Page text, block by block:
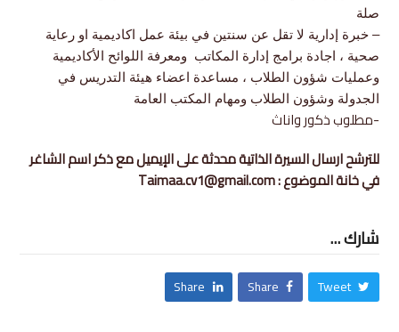
صلة
– خبرة إدارية لا تقل عن سنتين في بيئة عمل اكاديمية او رعاية
صحية ، اجادة برامج إدارة المكاتب ومعرفة اللوائح الأكاديمية
وعمليات شؤون الطلاب ، مساعدة اعضاء هيئة التدريس في
الجدولة وشؤون الطلاب ومهام المكتب العامة
-مطلوب ذكور واناث
للترشح ارسال السيرة الذاتية محدثة على الإيميل مع ذكر اسم الشاغر
في خانة الموضوع : Taimaa.cv1@gmail.com
شارك ...
Tweet
Share
Share